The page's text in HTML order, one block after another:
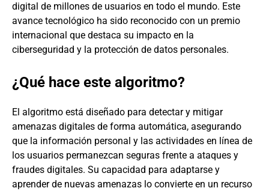
digital de millones de usuarios en todo el mundo. Este
avance tecnológico ha sido reconocido con un premio
internacional que destaca su impacto en la
ciberseguridad y la protección de datos personales.
¿Qué hace este algoritmo?
El algoritmo está diseñado para detectar y mitigar
amenazas digitales de forma automática, asegurando
que la información personal y las actividades en línea de
los usuarios permanezcan seguras frente a ataques y
fraudes digitales. Su capacidad para adaptarse y
aprender de nuevas amenazas lo convierte en un recurso